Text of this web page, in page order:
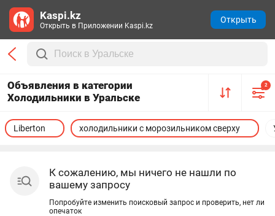
Объявления в категории
Холодильники в Уральске
2
Liberton холодильники с морозильником сверху
К сожалению, мы ничего не нашли по
вашему запросу
Попробуйте изменить поисковый запрос и проверить, нет ли
опечаток
Kaspi.kz
Открыть в Приложении Kaspi.kz
Открыть